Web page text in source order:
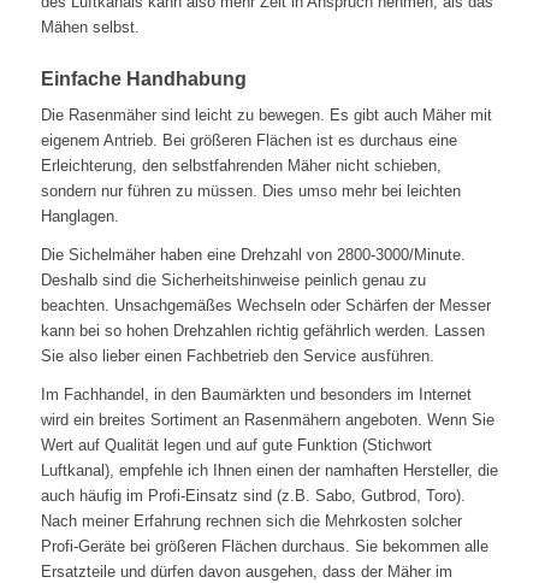
Mähen selbst.
Einfache Handhabung
Die Rasenmäher sind leicht zu bewegen. Es gibt auch Mäher mit
eigenem Antrieb. Bei grö­ßeren Flächen ist es durchaus eine
Erleichterung, den selbstfahrenden Mäher nicht schieben,
sondern nur führen zu müssen. Dies umso mehr bei leichten
Hanglagen.
Die Sichelmäher haben eine Drehzahl von 2800-3000/Minute.
Deshalb sind die Sicher­heitshinweise peinlich genau zu
beachten. Unsachgemäßes Wechseln oder Schärfen der Messer
kann bei so hohen Drehzahlen richtig gefährlich werden. Lassen
Sie also lieber einen Fachbetrieb den Service ausführen.
Im Fachhandel, in den Baumärkten und besonders im Internet
wird ein breites Sortiment an Rasenmähern angeboten. Wenn Sie
Wert auf Qualität legen und auf gute Funktion (Stichwort
Luftkanal), empfehle ich Ihnen einen der namhaften Hersteller, die
auch häufig im Profi-Einsatz sind (z.B. Sabo, Gutbrod, Toro).
Nach meiner Erfahrung rechnen sich die Mehrkosten solcher
Profi-Geräte bei größeren Flächen durchaus. Sie bekommen alle
Er­satzteile und dürfen davon ausgehen, dass der Mäher im